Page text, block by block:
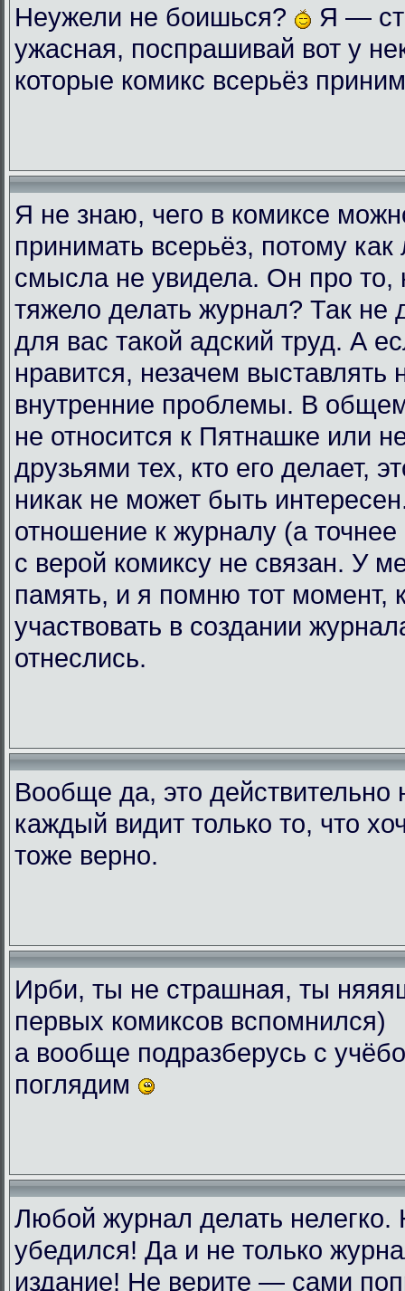
Неужели не боишься?
Я —
ужасная, поспрашивай вот у
которые комикс всерьёз
Я не знаю, чего в комиксе
принимать всерьёз, потому
смысла не увидела. Он про то,
тяжело делать журнал? Так не
для вас такой адский труд. А
нравится, незачем выставлять
внутренние проблемы. В
не относится к Пятнашке или
друзьями тех, кто его делает,
никак не может быть
отношение к журналу (а точнее
с верой комиксу не связан. У
память, и я помню тот момент,
участвовать в создании
отнеслись.
Вообще да, это действительно
каждый видит только то, что
тоже верно.
Ирби, ты не страшная, ты
первых комиксов вспомнился)
а вообще подразберусь с
поглядим
Любой журнал делать
убедился! Да и не только
издание! Не верите — сами